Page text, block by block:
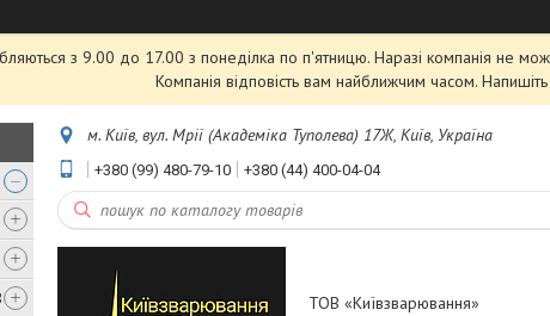
з 9.00 до 17.00 з понеділка по п'ятницю. Наразі компанія не
Компанія відповість вам найближчим часом.
м. Київ, вул. Мрії (Академіка Туполева) 17Ж, Київ, Україна
+380 (99) 480-79-10 +380 (44) 400-04-04
ТОВ «Київзварювання»